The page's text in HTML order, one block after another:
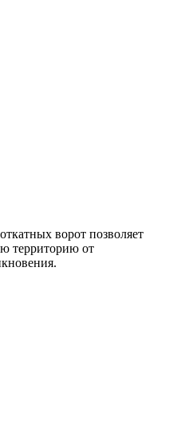
ворот позволяет
территорию от